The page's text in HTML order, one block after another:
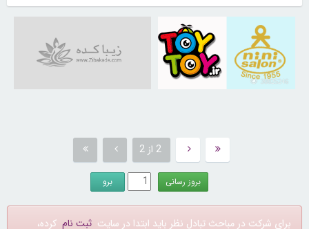
30825246
2 از 2
برای شرکت در مباحث تبادل نظر باید ابتدا در سایت ثبت نام کرده،